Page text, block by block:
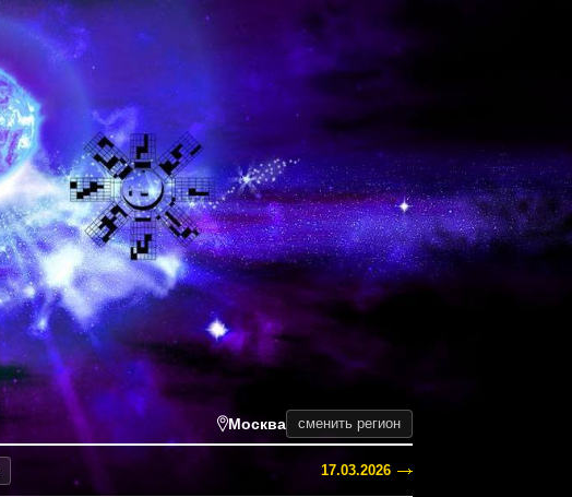
Москва сменить регион
17.03.2026